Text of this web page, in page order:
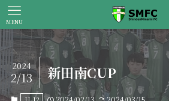
MENU
新田南CUP
2024
2/13
U-12